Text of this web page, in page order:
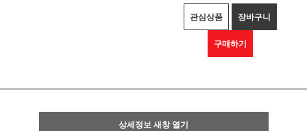
관심상품 장바구니
구매하기
상세정보 새창 열기